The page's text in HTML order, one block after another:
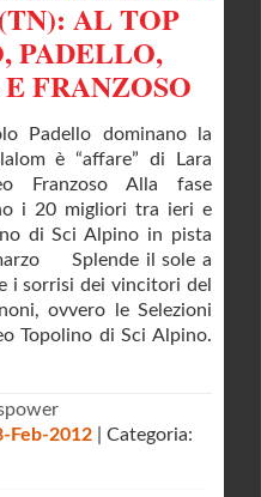
AL TOP
PADELLO,
FRANZOSO
Padello dominano la
è “affare” di Lara
Franzoso Alla fase
i 20 migliori tra ieri e
di Sci Alpino in pista
Splende il sole a
i sorrisi dei vincitori del
ovvero le Selezioni
Topolino di Sci Alpino.
Feb-2012 | Categoria: